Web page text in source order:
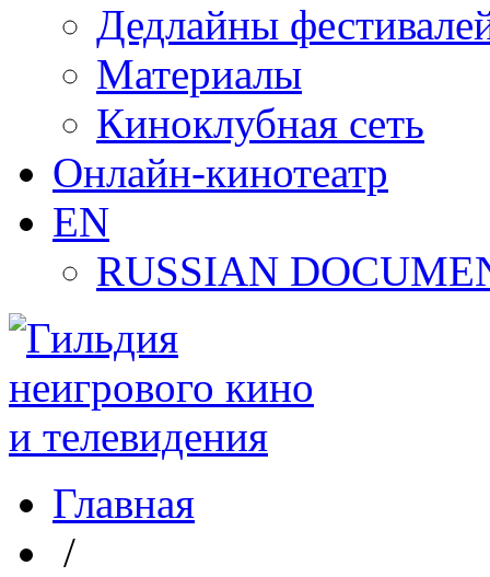
Дедлайны
Материалы
Киноклубная сеть
Онлайн-кинотеатр
EN
RUSSIAN
Главная
/